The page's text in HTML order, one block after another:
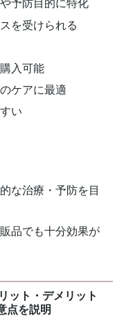
予防目的に特化
を受けられる
入可能
ケアに最適
い
な治療・予防を目
品でも十分効果が
ット・デメリット
点を説明